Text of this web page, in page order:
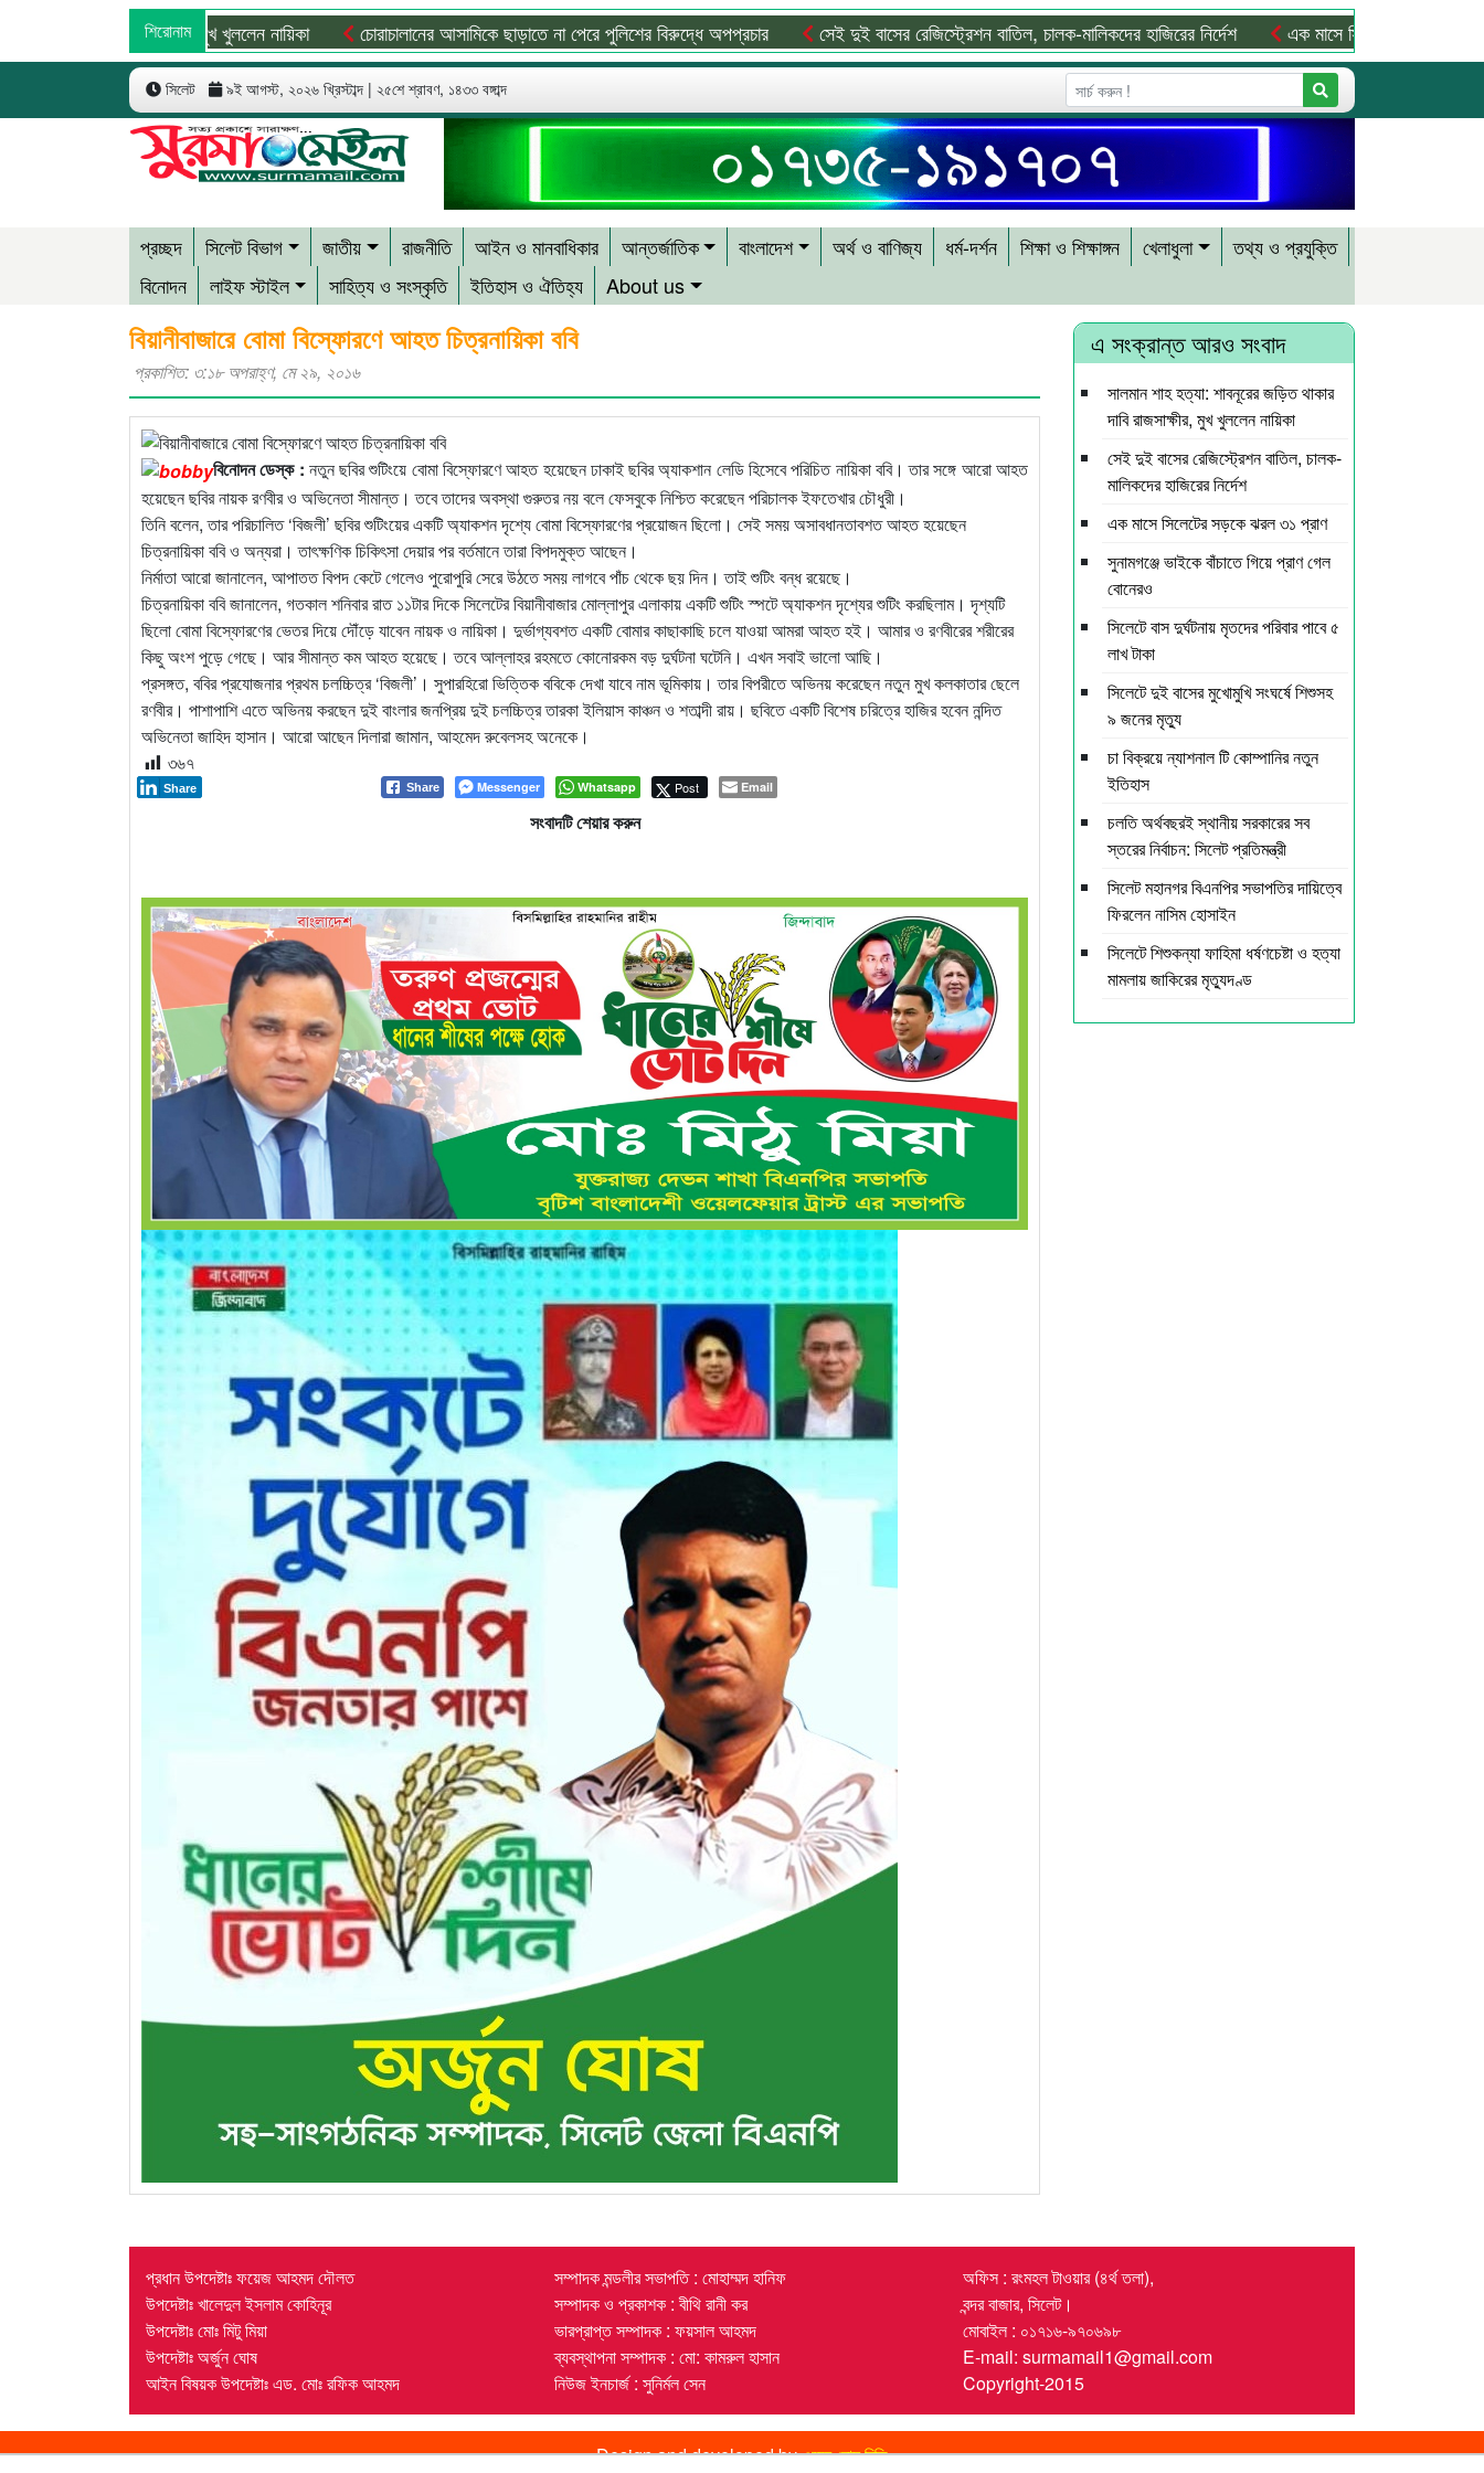
শিরোনাম
দাবি রাজসাক্ষীর, মুখ খুললেন নায়িকা চোরাচালানের আসামিকে ছাড়াতে না পেরে পুলিশের বিরুদ্ধে অপপ্রচার সেই দুই বাসের রেজিস্ট্রেশন বাতিল, চালক-মালিকদের হাজিরের নির্দেশ এক মাসে সিলেটের সড়কে ঝরল ৩১
সিলেট ৯ই আগস্ট, ২০২৬ খ্রিস্টাব্দ | ২৫শে শ্রাবণ, ১৪৩৩ বঙ্গাব্দ
প্রচ্ছদ সিলেট বিভাগ জাতীয় রাজনীতি আইন ও মানবাধিকার আন্তর্জাতিক বাংলাদেশ অর্থ ও বাণিজ্য ধর্ম-দর্শন শিক্ষা ও শিক্ষাঙ্গন খেলাধুলা
তথ্য ও প্রযুক্তি
বিনোদন
লাইফ স্টাইল সাহিত্য ও সংস্কৃতি ইতিহাস ও ঐতিহ্য About us
বিয়ানীবাজারে বোমা বিস্ফোরণে আহত চিত্রনায়িকা ববি
প্রকাশিত: ৩:১৮ অপরাহ্ণ, মে ২৯, ২০১৬
বিনোদন ডেস্ক : নতুন ছবির শুটিংয়ে বোমা বিস্ফোরণে আহত হয়েছেন ঢাকাই ছবির অ্যাকশান লেডি হিসেবে পরিচিত নায়িকা ববি। তার সঙ্গে আরো আহত
হয়েছেন ছবির নায়ক রণবীর ও অভিনেতা সীমান্ত। তবে তাদের অবস্থা গুরুতর নয় বলে ফেসবুকে নিশ্চিত করেছেন পরিচালক ইফতেখার চৌধুরী।
তিনি বলেন, তার পরিচালিত ‘বিজলী’ ছবির শুটিংয়ের একটি অ্যাকশন দৃশ্যে বোমা বিস্ফোরণের প্রয়োজন ছিলো। সেই সময় অসাবধানতাবশত আহত হয়েছেন
চিত্রনায়িকা ববি ও অন্যরা। তাৎক্ষণিক চিকিৎসা দেয়ার পর বর্তমানে তারা বিপদমুক্ত আছেন।
নির্মাতা আরো জানালেন, আপাতত বিপদ কেটে গেলেও পুরোপুরি সেরে উঠতে সময় লাগবে পাঁচ থেকে ছয় দিন। তাই শুটিং বন্ধ রয়েছে।
চিত্রনায়িকা ববি জানালেন, গতকাল শনিবার রাত ১১টার দিকে সিলেটের বিয়ানীবাজার মোল্লাপুর এলাকায় একটি শুটিং স্পটে অ্যাকশন দৃশ্যের শুটিং করছিলাম। দৃশ্যটি
ছিলো বোমা বিস্ফোরণের ভেতর দিয়ে দৌঁড়ে যাবেন নায়ক ও নায়িকা। দুর্ভাগ্যবশত একটি বোমার কাছাকাছি চলে যাওয়া আমরা আহত হই। আমার ও রণবীরের শরীরের
কিছু অংশ পুড়ে গেছে। আর সীমান্ত কম আহত হয়েছে। তবে আল্লাহর রহমতে কোনোরকম বড় দুর্ঘটনা ঘটেনি। এখন সবাই ভালো আছি।
প্রসঙ্গত, ববির প্রযোজনার প্রথম চলচ্চিত্র ‘বিজলী’। সুপারহিরো ভিত্তিক ববিকে দেখা যাবে নাম ভূমিকায়। তার বিপরীতে অভিনয় করেছেন নতুন মুখ কলকাতার ছেলে
রণবীর। পাশাপাশি এতে অভিনয় করছেন দুই বাংলার জনপ্রিয় দুই চলচ্চিত্র তারকা ইলিয়াস কাঞ্চন ও শতাব্দী রায়। ছবিতে একটি বিশেষ চরিত্রে হাজির হবেন নন্দিত
অভিনেতা জাহিদ হাসান। আরো আছেন দিলারা জামান, আহমেদ রুবেলসহ অনেকে।
৩৬৭
Share Messenger Whatsapp Post
Share Email
সংবাদটি শেয়ার করুন
এ সংক্রান্ত আরও সংবাদ
সালমান শাহ হত্যা: শাবনূরের জড়িত থাকার
দাবি রাজসাক্ষীর, মুখ খুললেন নায়িকা
সেই দুই বাসের রেজিস্ট্রেশন বাতিল, চালক-
মালিকদের হাজিরের নির্দেশ
এক মাসে সিলেটের সড়কে ঝরল ৩১ প্রাণ
সুনামগঞ্জে ভাইকে বাঁচাতে গিয়ে প্রাণ গেল
বোনেরও
সিলেটে বাস দুর্ঘটনায় মৃতদের পরিবার পাবে ৫
লাখ টাকা
সিলেটে দুই বাসের মুখোমুখি সংঘর্ষে শিশুসহ
৯ জনের মৃত্যু
চা বিক্রয়ে ন্যাশনাল টি কোম্পানির নতুন
ইতিহাস
চলতি অর্থবছরই স্থানীয় সরকারের সব
স্তরের নির্বাচন: সিলেট প্রতিমন্ত্রী
সিলেট মহানগর বিএনপির সভাপতির দায়িত্বে
ফিরলেন নাসিম হোসাইন
সিলেটে শিশুকন্যা ফাহিমা ধর্ষণচেষ্টা ও হত্যা
মামলায় জাকিরের মৃত্যুদণ্ড
প্রধান উপদেষ্টাঃ ফয়েজ আহমদ দৌলত
উপদেষ্টাঃ খালেদুল ইসলাম কোহিনূর
উপদেষ্টাঃ মোঃ মিটু মিয়া
উপদেষ্টাঃ অর্জুন ঘোষ
আইন বিষয়ক উপদেষ্টাঃ এড. মোঃ রফিক আহমদ
সম্পাদক মন্ডলীর সভাপতি : মোহাম্মদ হানিফ
সম্পাদক ও প্রকাশক : বীথি রানী কর
ভারপ্রাপ্ত সম্পাদক : ফয়সাল আহমদ
ব্যবস্থাপনা সম্পাদক : মো: কামরুল হাসান
নিউজ ইনচার্জ : সুনির্মল সেন
অফিস : রংমহল টাওয়ার (৪র্থ তলা),
বন্দর বাজার, সিলেট।
মোবাইল : ০১৭১৬-৯৭০৬৯৮
E-mail: surmamail1@gmail.com
Copyright-2015
Design and developed byওয়েব হোম বিডি